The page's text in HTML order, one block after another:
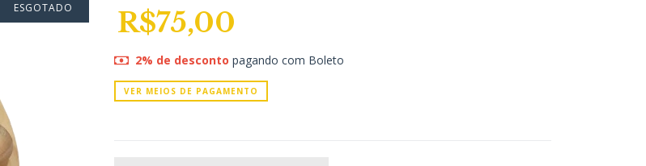
ESGOTADO R$75,00
2% de desconto pagando com Boleto
VER MEIOS DE PAGAMENTO